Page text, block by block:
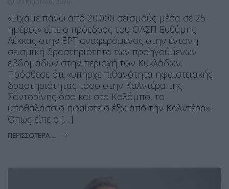
«Είχαμε πάνω από 20.000 σεισμούς μέσα σε 25
ημέρες» είπε ο πρόεδρος του ΟΑΣΠ Ευθύμης
Λέκκας στην ΕΡΤ αναφερόμενος στην έντονη
σεισμική δραστηριότητα των προηγούμενων
εβδομάδων στην περιοχή των Κυκλάδων.
Πρόσθεσε ότι «υπήρχε πιθανότητα ηφαιστειακής
δραστηριότητας τόσο στην Καλντέρα της
Σαντορίνης όσο και στο Κολόμπο, το
υποθαλάσσιο ηφαίστειο έξω από την Καλντέρα».
Όπως είπε ο […]
ΠΕΡΙΣΣΌΤΕΡΑ ...